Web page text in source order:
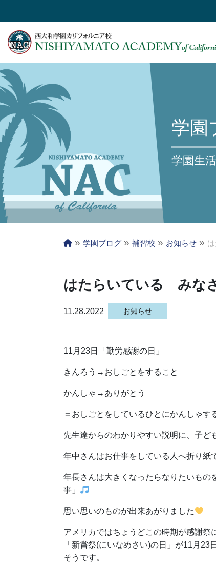
学園
学園生活
» 学園ブログ » 補習校 » お知らせ »
はたらいている みな
11.28.2022 お知らせ
11月23日「勤労感謝の日」
きんろう→おしごとをすること
かんしゃ→ありがとう
＝おしごとをしているひとにかんしゃす
先生達からのわかりやすい説明に、子ど
年中さんはお仕事をしている人へ折り紙
年長さんは大きくなったらなりたいもの
事」
思い思いのものが出来あがりました
アメリカではちょうどこの時期が感謝祭
「新嘗祭(にいなめさい)の日」が11月
そうです。